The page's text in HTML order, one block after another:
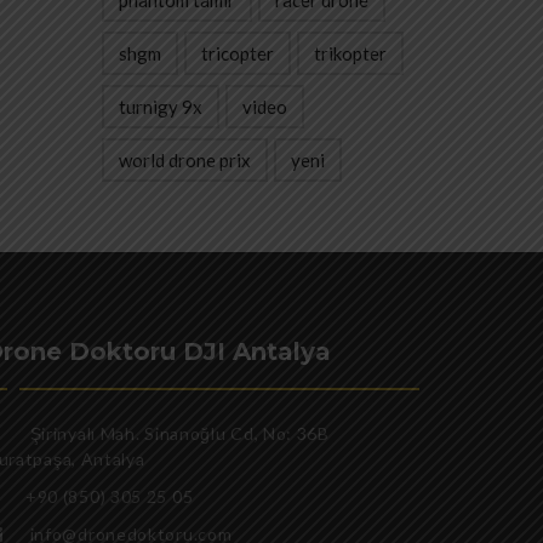
shgm tricopter trikopter
turnigy 9x video
world drone prix yeni
Doktoru DJI Antalya
Şirinyalı Mah. Sinanoğlu Cd, No: 36B
Antalya
+90 (850) 305 25 05
info@dronedoktoru.com